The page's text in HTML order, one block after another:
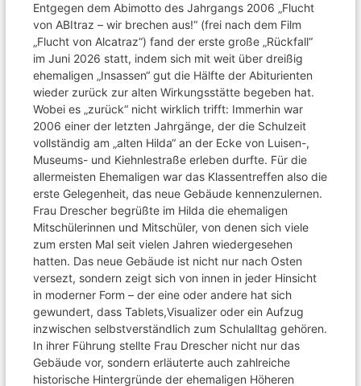
Entgegen dem Abimotto des Jahrgangs 2006 „Flucht
von ABItraz – wir brechen aus!“ (frei nach dem Film
„Flucht von Alcatraz“) fand der erste große „Rückfall“
im Juni 2026 statt, indem sich mit weit über dreißig
ehemaligen „Insassen“ gut die Hälfte der Abiturienten
wieder zurück zur alten Wirkungsstätte begeben hat.
Wobei es „zurück“ nicht wirklich trifft: Immerhin war
2006 einer der letzten Jahrgänge, der die Schulzeit
vollständig am „alten Hilda“ an der Ecke von Luisen-,
Museums- und Kiehnlestraße erleben durfte. Für die
allermeisten Ehemaligen war das Klassentreffen also die
erste Gelegenheit, das neue Gebäude kennenzulernen.
Frau Drescher begrüßte im Hilda die ehemaligen
Mitschülerinnen und Mitschüler, von denen sich viele
zum ersten Mal seit vielen Jahren wiedergesehen
hatten. Das neue Gebäude ist nicht nur nach Osten
versezt, sondern zeigt sich von innen in jeder Hinsicht
in moderner Form – der eine oder andere hat sich
gewundert, dass Tablets,Visualizer oder ein Aufzug
inzwischen selbstverständlich zum Schulalltag gehören.
In ihrer Führung stellte Frau Drescher nicht nur das
Gebäude vor, sondern erläuterte auch zahlreiche
historische Hintergründe der ehemaligen Höheren